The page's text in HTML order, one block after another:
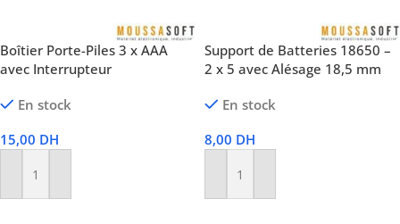
Boîtier Porte-Piles 3 x AAA
avec Interrupteur
En stock
15,00 DH
Ajouter Au Panier
Support de Batteries 18650 –
2 x 5 avec Alésage 18,5 mm
En stock
8,00 DH
Ajouter Au Panier